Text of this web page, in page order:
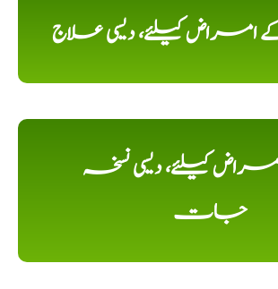
کیلئے، دیسی علاج
کیلئے، دیسی نسخہ
جات